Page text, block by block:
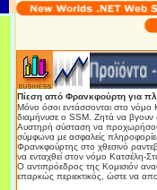
Πίεση από Φρανκφούρτη για
Μόνο όσοι εντάσσονται στο νόμο
διαμήνυσε ο SSM. Ζητά να βγουν
Αυστηρή σύσταση να
σύμφωνα με ασφαλείς
Φρανκφούρτης στο χθεσινό
να ενταχθεί στον νόμο Κατσέλη-
Ο αντιπρόεδρος της Kομισιόν
επαρκώς περιεκτικός, ώστε να